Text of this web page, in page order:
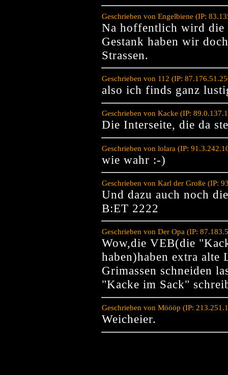
Geschrieben von Engelbiene (IP:
Na hoffentlich wird die
Gestank haben wir
Strassen.
Geschrieben von 112 (IP:
also ich finds ganz
Geschrieben von Kacke (IP:
Die Interseite, die da
Geschrieben von lolara (IP:
wie wahr :-)
Geschrieben von Karl der Große (IP:
Und dazu auch noch
B:ET 2222
Geschrieben von Der Opa (IP:
Wow,die VEB(die
haben)haben extra alte
Grimassen schneiden
"Kacke im Sack"
Geschrieben von Möööp (IP:
Weicheier.